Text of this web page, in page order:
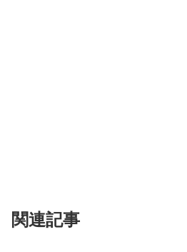
関連記事